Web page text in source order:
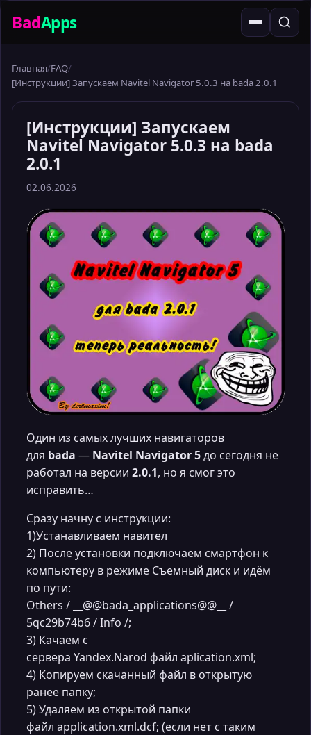
BadApps
Главная FAQ
[Инструкции] Запускаем Navitel Navigator 5.0.3 на bada 2.0.1
[Инструкции] Запускаем
Navitel Navigator 5.0.3 на bada
2.0.1
02.06.2026
Один из самых лучших навигаторов
для bada — Navitel Navigator 5до сегодня не
работал на версии 2.0.1, но я смог это
исправить…
Сразу начну с инструкции:
1)Устанавливаем навител
2) После установки подключаем смартфон к
компьютеру в режиме Съемный диск и идём
по пути:
Others / __@@bada_applications@@__ /
5qc29b74b6 / Info /;
3) Качаем с
сервера Yandex.Narod файл aplication.xml;
4) Копируем скачанный файл в открытую
ранее папку;
5) Удаляем из открытой папки
файл application.xml.dcf; (если нет с таким